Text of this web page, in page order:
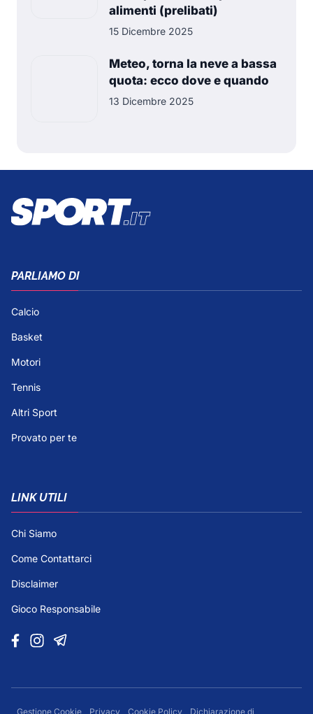
alimenti (prelibati)
15 Dicembre 2025
Meteo, torna la neve a bassa
quota: ecco dove e quando
13 Dicembre 2025
PARLIAMO DI
Calcio
Basket
Motori
Tennis
Altri Sport
Provato per te
LINK UTILI
Chi Siamo
Come Contattarci
Disclaimer
Gioco Responsabile
Gestione Cookie Privacy Cookie Policy Dichiarazione di